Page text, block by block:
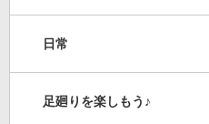
日常
足廻りを楽しもう♪